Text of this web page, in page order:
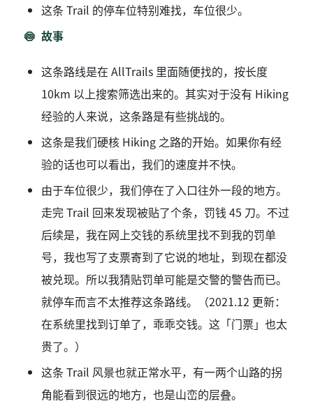
这条 Trail 的停车位特别难找，车位很少。
故事
这条路线是在 AllTrails 里面随便找的，按长度
10km 以上搜索筛选出来的。其实对于没有 Hiking
经验的人来说，这条路是有些挑战的。
这条是我们硬核 Hiking 之路的开始。如果你有经
验的话也可以看出，我们的速度并不快。
由于车位很少，我们停在了入口往外一段的地方。
走完 Trail 回来发现被贴了个条，罚钱 45 刀。不过
后续是，我在网上交钱的系统里找不到我的罚单
号，我也写了支票寄到了它说的地址，到现在都没
被兑现。所以我猜贴罚单可能是交警的警告而已。
就停车而言不太推荐这条路线。（2021.12 更新：
在系统里找到订单了，乖乖交钱。这「门票」也太
贵了。）
这条 Trail 风景也就正常水平，有一两个山路的拐
角能看到很远的地方，也是山峦的层叠。